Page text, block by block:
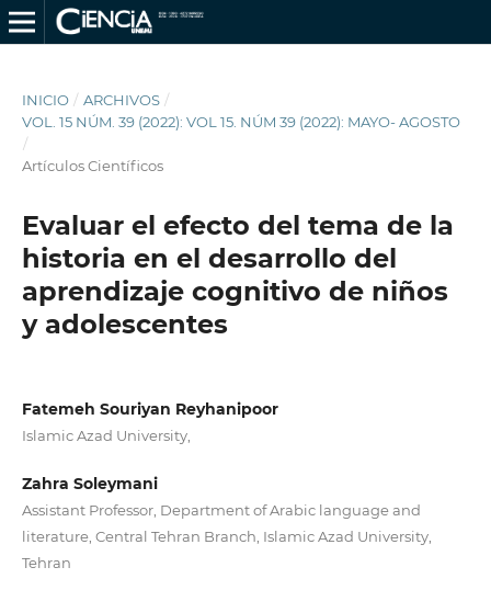
INICIO / ARCHIVOS /
VOL. 15 NÚM. 39 (2022): VOL 15. NÚM 39 (2022): MAYO- AGOSTO
/
Artículos Científicos
Evaluar el efecto del tema de la
historia en el desarrollo del
aprendizaje cognitivo de niños
y adolescentes
Fatemeh Souriyan Reyhanipoor
Islamic Azad University,
Zahra Soleymani
Assistant Professor, Department of Arabic language and
literature, Central Tehran Branch, Islamic Azad University,
Tehran